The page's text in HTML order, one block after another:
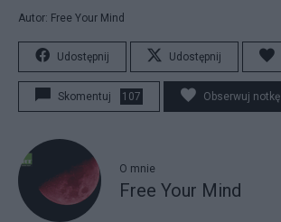
Autor: Free Your Mind
Udostępnij Udostępnij
Skomentuj 107 Obserwuj notkę
O mnie
Free Your Mind